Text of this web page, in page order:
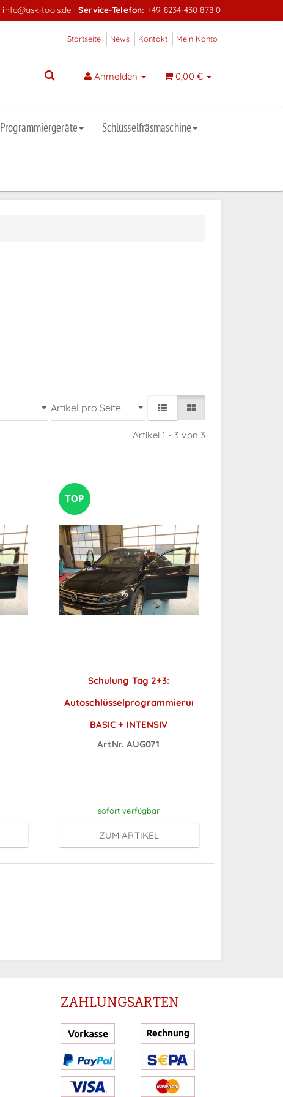
info@ask-tools.de |Service-Telefon: +49 8234-430 878 0
Startseite News Kontakt Mein Konto
Anmelden 0,00 €
Programmiergeräte Schlüsselfräsmaschine
Artikel 1 - 3 von 3
Schulung Tag 2+3:
Autoschlüsselprogrammierung
BASIC + INTENSIV
ArtNr. AUG071
sofort verfügbar
ZUM ARTIKEL
ZAHLUNGSARTEN